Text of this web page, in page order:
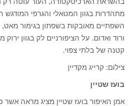
מתהדרות בגוון המטאלי והגרפי המודגש
השפתיים מאובקות בשפתון בגימור מאט,
ורוד ואדום. על הציפורניים לק בגוון
קטנה של בלתי צפוי.
צילום: קרייג מקדיין
בועז שטיין
אמן האיפור בועז שטיין מציג מראה אשר